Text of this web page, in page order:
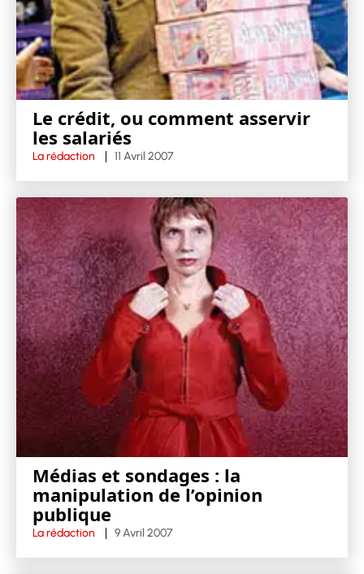
Le crédit, ou comment asservir
les salariés
La rédaction 11 Avril 2007
Médias et sondages : la
manipulation de l’opinion
publique
La rédaction 9 Avril 2007